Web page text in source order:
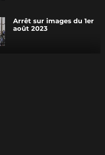
Arrêt sur images du 1er
août 2023